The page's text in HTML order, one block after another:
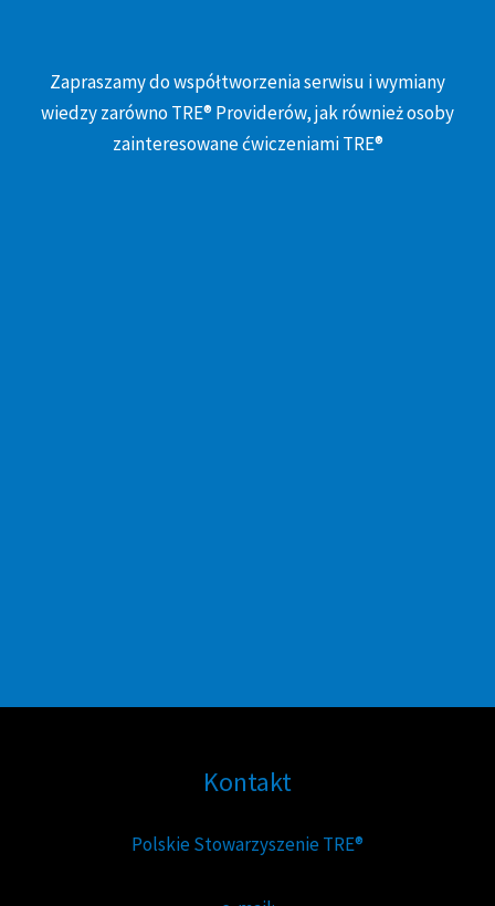
Zapraszamy do współtworzenia serwisu i wymiany
wiedzy zarówno TRE® Providerów, jak również osoby
zainteresowane ćwiczeniami TRE®
Kontakt
Polskie Stowarzyszenie TRE®